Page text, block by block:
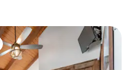
appréciés